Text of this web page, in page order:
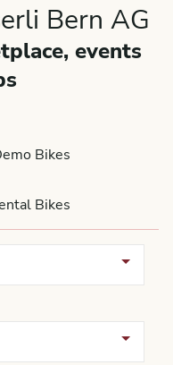
Bern AG
events
Bikes
Bikes